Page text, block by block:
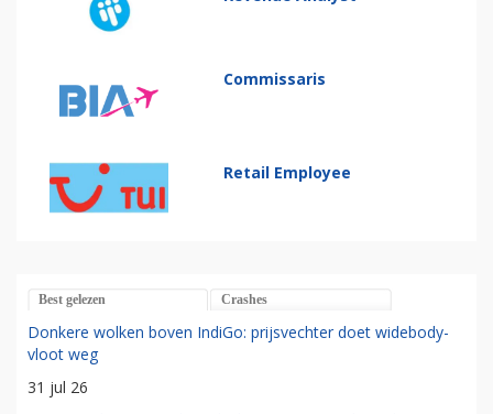
Commissaris
Retail Employee
Best gelezen Crashes
Donkere wolken boven IndiGo: prijsvechter doet widebody-
vloot weg
31 jul 26